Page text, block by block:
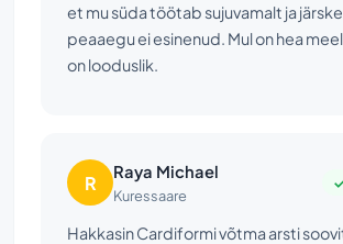
et mu süda töötab sujuvamalt ja
peaaegu ei esinenud. Mul on hea
on looduslik.
R Raya Michael
Kuressaare
Hakkasin Cardiformi võtma arsti